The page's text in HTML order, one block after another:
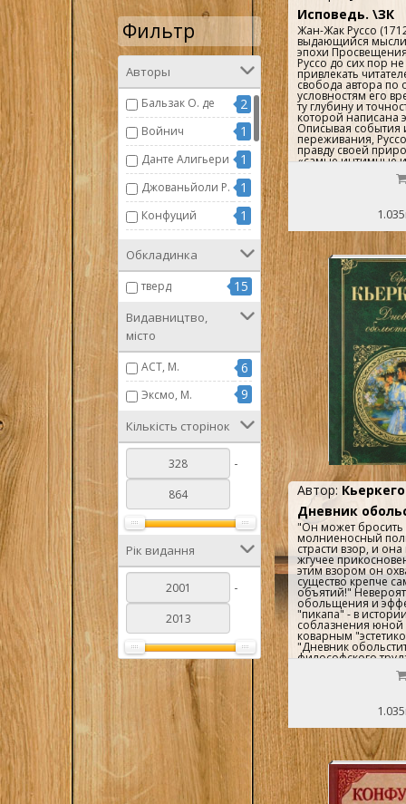
Фильтр
Авторы
Бальзак О. де 2
Войнич 1
Данте Алигьери 1
Джованьйоли Р. 1
Конфуций 1
Ли Харпер 1
1
Оруэлл Дж.
Руссо Жан-Жак 1
Свифт Дж. 1
Шекспир У. 1
Эразм Роттерда
Обкладинка
тверд 15
Видавництво,
місто
АСТ, М. 6
Эксмо, М. 9
Кількість сторінок
-
Рік видання
-
Исповедь. \ЗК
Жан-Жак Руссо
выдающийся
эпохи
Руссо до сих пор не
привлекать
свобода автора
условностям его
ту глубину и
которой написана
Описывая события
переживания,
правду своей
«самые интимные
лабиринты». Эта
вызывает
самоанализом...
Автор:
Дневник
"Он может бросить
молниеносный
страсти взор, и она
жгучее
этим взором он
существо крепче
объятий!"
обольщения и
"пикапа" - в
соблазнения
коварным
"Дневник
философского
знаменитого
писателя,